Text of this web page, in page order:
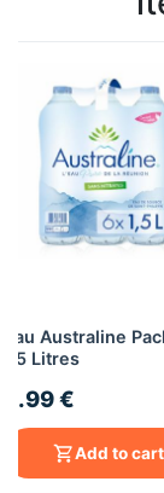
Eau Australine
1,5 Litres
5.99 €
Add to cart